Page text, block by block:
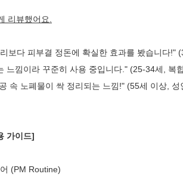
리뷰했어요.
보다 피부결 정돈에 확실한 효과를 봤습니다!"
느낌이라 꾸준히 사용 중입니다." (25-34세, 복
속 노폐물이 싹 정리되는 느낌!" (55세 이상, 성
가이드]
(PM Routine)